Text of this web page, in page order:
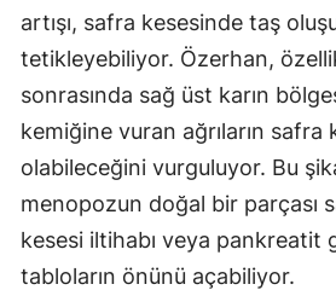
artışı, safra kesesinde taş
tetikleyebiliyor. Özerhan,
sonrasında sağ üst karın
kemiğine vuran ağrıların safra
olabileceğini vurguluyor. Bu
menopozun doğal bir parçası
kesesi iltihabı veya pankreatit
tabloların önünü açabiliyor.